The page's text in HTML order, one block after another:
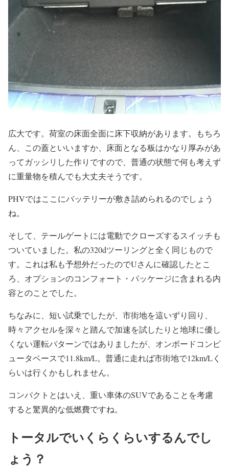
広大です。荷室の床面全面に床下収納があります。もちろ
ん、この蓋といいますか、床面となる板はかなり厚みがあ
ってガッシリした作りですので、普通の状態で何も考えず
に重量物を積んでも大丈夫そうです。
PHVではここにバッテリーが敷き詰められるのでしょう
ね。
そして、テールゲートには電動でクローズするスイッチも
ついていました。私の320dツーリングと全く同じもので
す。これは私も予想外だったのでUさんに確認したとこ
ろ、オプションのコンフォート・パッケージに含まれる内
容とのことでした。
ちなみに、短い試乗でしたが、市街地を這いずり回り、
時々アクセルを深々と踏んで加速を試したりと地球に優し
くない運転パターンではありましたが、オンボードコンピ
ュータベースで11.8km/L。普通に走れば市街地で12km/Lく
らいは行くかもしれません。
コンパクトとはいえ、重い車体のSUVであることを考慮
すると驚異的な低燃費ですね。
トータルでいくらくらいするんでし
ょう？